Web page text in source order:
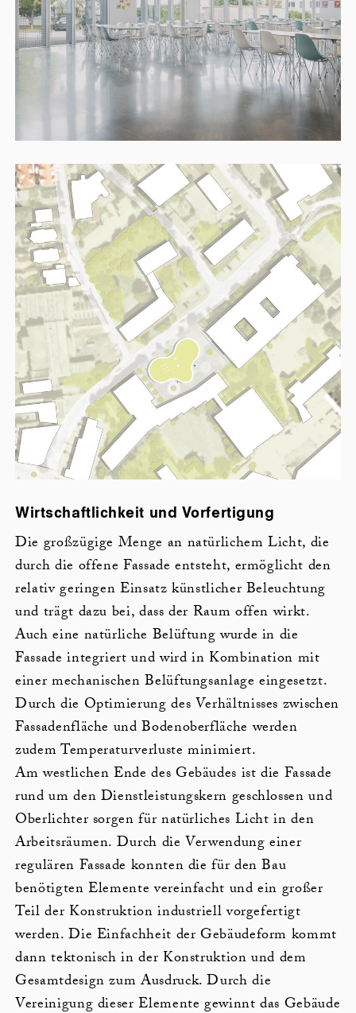
Wirtschaftlichkeit und Vorfertigung
Die großzügige Menge an natürlichem Licht, die
durch die offene Fassade entsteht, ermöglicht den
relativ geringen Einsatz künstlicher Beleuchtung
und trägt dazu bei, dass der Raum offen wirkt.
Auch eine natürliche Belüftung wurde in die
Fassade integriert und wird in Kombination mit
einer mechanischen Belüftungsanlage eingesetzt.
Durch die Optimierung des Verhältnisses zwischen
Fassadenfläche und Bodenoberfläche werden
zudem Temperaturverluste minimiert.
Am westlichen Ende des Gebäudes ist die Fassade
rund um den Dienstleistungskern geschlossen und
Oberlichter sorgen für natürliches Licht in den
Arbeitsräumen. Durch die Verwendung einer
regulären Fassade konnten die für den Bau
benötigten Elemente vereinfacht und ein großer
Teil der Konstruktion industriell vorgefertigt
werden. Die Einfachheit der Gebäudeform kommt
dann tektonisch in der Konstruktion und dem
Gesamtdesign zum Ausdruck. Durch die
Vereinigung dieser Elemente gewinnt das Gebäude